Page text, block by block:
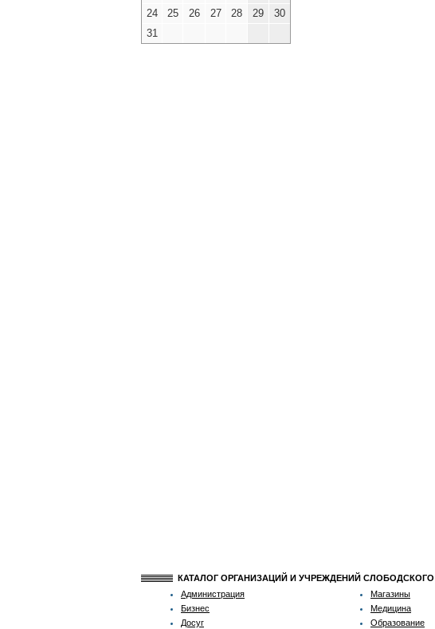
24
25 26 27 28 29
30
31
КАТАЛОГ ОРГАНИЗАЦИЙ И УЧРЕЖДЕНИЙ СЛОБОДСКОГО
Администрация
Бизнес
Досуг
Магазины
Медицина
Образование